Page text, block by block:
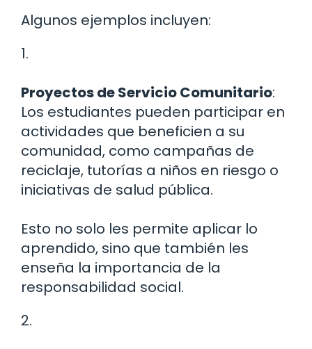
Algunos ejemplos incluyen:
1.
Proyectos de Servicio Comunitario:
Los estudiantes pueden participar en
actividades que beneficien a su
comunidad, como campañas de
reciclaje, tutorías a niños en riesgo o
iniciativas de salud pública.
Esto no solo les permite aplicar lo
aprendido, sino que también les
enseña la importancia de la
responsabilidad social.
2.